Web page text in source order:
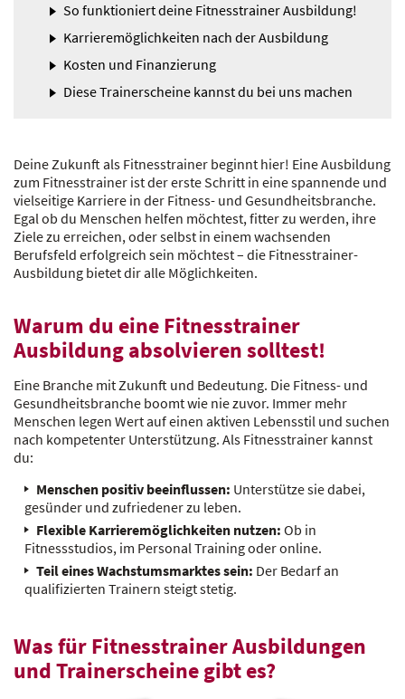
So funktioniert deine Fitnesstrainer Ausbildung!
Karrieremöglichkeiten nach der Ausbildung
Kosten und Finanzierung
Diese Trainerscheine kannst du bei uns machen
Deine Zukunft als Fitnesstrainer beginnt hier! Eine Ausbildung
zum Fitnesstrainer ist der erste Schritt in eine spannende und
vielseitige Karriere in der Fitness- und Gesundheitsbranche.
Egal ob du Menschen helfen möchtest, fitter zu werden, ihre
Ziele zu erreichen, oder selbst in einem wachsenden
Berufsfeld erfolgreich sein möchtest – die Fitnesstrainer-
Ausbildung bietet dir alle Möglichkeiten.
Warum du eine Fitnesstrainer
Ausbildung absolvieren solltest!
Eine Branche mit Zukunft und Bedeutung. Die Fitness- und
Gesundheitsbranche boomt wie nie zuvor. Immer mehr
Menschen legen Wert auf einen aktiven Lebensstil und suchen
nach kompetenter Unterstützung. Als Fitnesstrainer kannst
du:
Menschen positiv beeinflussen: Unterstütze sie dabei,
gesünder und zufriedener zu leben.
Flexible Karrieremöglichkeiten nutzen: Ob in
Fitnessstudios, im Personal Training oder online.
Teil eines Wachstumsmarktes sein: Der Bedarf an
qualifizierten Trainern steigt stetig.
Was für Fitnesstrainer Ausbildungen
und Trainerscheine gibt es?